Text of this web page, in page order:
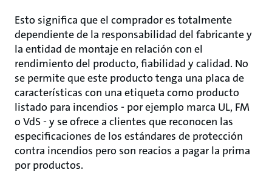
Esto significa que el comprador es totalmente
dependiente de la responsabilidad del fabricante y
la entidad de montaje en relación con el
rendimiento del producto, fiabilidad y calidad. No
se permite que este producto tenga una placa de
características con una etiqueta como producto
listado para incendios - por ejemplo marca UL, FM
o VdS - y se ofrece a clientes que reconocen las
especificaciones de los estándares de protección
contra incendios pero son reacios a pagar la prima
por productos.